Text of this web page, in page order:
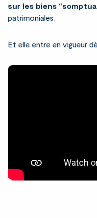
sur les biens
patrimoniales.
Et elle entre en vigueur